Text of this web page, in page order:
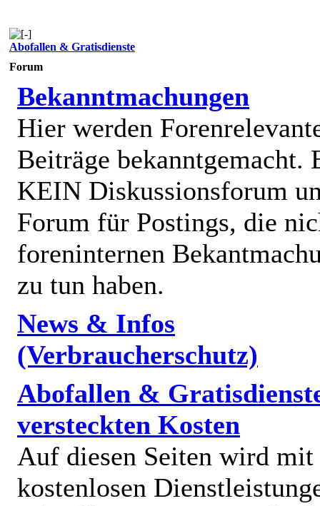
Abofallen & Gratisdienste
Forum
Bekanntmachungen
Hier werden
Beiträge bekanntgemacht.
KEIN Diskussionsforum
Forum für Postings, die
foreninternen
zu tun haben.
News & Infos
(Verbraucherschutz)
Abofallen &
versteckten Kosten
Auf diesen Seiten wird mit
kostenlosen